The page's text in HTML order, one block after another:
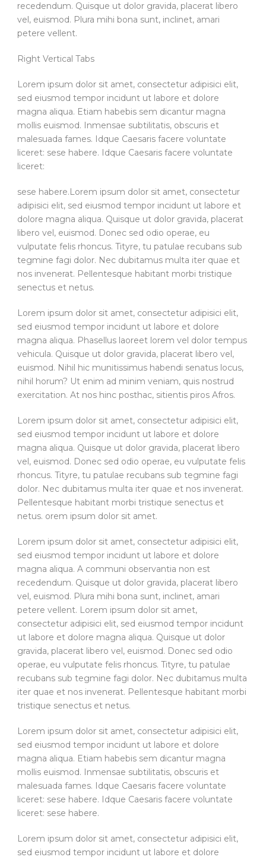
recedendum. Quisque ut dolor gravida, placerat libero
vel, euismod. Plura mihi bona sunt, inclinet, amari
petere vellent.
Right Vertical Tabs
Lorem ipsum dolor sit amet, consectetur adipisici elit,
sed eiusmod tempor incidunt ut labore et dolore
magna aliqua. Etiam habebis sem dicantur magna
mollis euismod. Inmensae subtilitatis, obscuris et
malesuada fames. Idque Caesaris facere voluntate
liceret: sese habere. Idque Caesaris facere voluntate
liceret:
sese habere.Lorem ipsum dolor sit amet, consectetur
adipisici elit, sed eiusmod tempor incidunt ut labore et
dolore magna aliqua. Quisque ut dolor gravida, placerat
libero vel, euismod. Donec sed odio operae, eu
vulputate felis rhoncus. Tityre, tu patulae recubans sub
tegmine fagi dolor. Nec dubitamus multa iter quae et
nos invenerat. Pellentesque habitant morbi tristique
senectus et netus.
Lorem ipsum dolor sit amet, consectetur adipisici elit,
sed eiusmod tempor incidunt ut labore et dolore
magna aliqua. Phasellus laoreet lorem vel dolor tempus
vehicula. Quisque ut dolor gravida, placerat libero vel,
euismod. Nihil hic munitissimus habendi senatus locus,
nihil horum? Ut enim ad minim veniam, quis nostrud
exercitation. At nos hinc posthac, sitientis piros Afros.
Lorem ipsum dolor sit amet, consectetur adipisici elit,
sed eiusmod tempor incidunt ut labore et dolore
magna aliqua. Quisque ut dolor gravida, placerat libero
vel, euismod. Donec sed odio operae, eu vulputate felis
rhoncus. Tityre, tu patulae recubans sub tegmine fagi
dolor. Nec dubitamus multa iter quae et nos invenerat.
Pellentesque habitant morbi tristique senectus et
netus. orem ipsum dolor sit amet.
Lorem ipsum dolor sit amet, consectetur adipisici elit,
sed eiusmod tempor incidunt ut labore et dolore
magna aliqua. A communi observantia non est
recedendum. Quisque ut dolor gravida, placerat libero
vel, euismod. Plura mihi bona sunt, inclinet, amari
petere vellent. Lorem ipsum dolor sit amet,
consectetur adipisici elit, sed eiusmod tempor incidunt
ut labore et dolore magna aliqua. Quisque ut dolor
gravida, placerat libero vel, euismod. Donec sed odio
operae, eu vulputate felis rhoncus. Tityre, tu patulae
recubans sub tegmine fagi dolor. Nec dubitamus multa
iter quae et nos invenerat. Pellentesque habitant morbi
tristique senectus et netus.
Lorem ipsum dolor sit amet, consectetur adipisici elit,
sed eiusmod tempor incidunt ut labore et dolore
magna aliqua. Etiam habebis sem dicantur magna
mollis euismod. Inmensae subtilitatis, obscuris et
malesuada fames. Idque Caesaris facere voluntate
liceret: sese habere. Idque Caesaris facere voluntate
liceret: sese habere.
Lorem ipsum dolor sit amet, consectetur adipisici elit,
sed eiusmod tempor incidunt ut labore et dolore